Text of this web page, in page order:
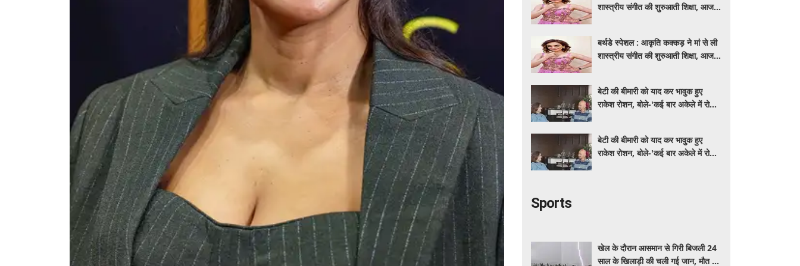
शास्त्रीय संगीत की शुरुआती शिक्षा, आज
बर्थडे स्पेशल : आकृति कक्कड़ ने मां से ली
शास्त्रीय संगीत की शुरुआती शिक्षा, आज
बेटी की बीमारी को याद कर भावुक हुए
राकेश रोशन, बोले-'कई बार अकेले में रोया
बेटी की बीमारी को याद कर भावुक हुए
राकेश रोशन, बोले-'कई बार अकेले में रोया
Sports
खेल के दौरान आसमान से गिरी बिजली 24
साल के खिलाड़ी की चली गई जान, मौत का